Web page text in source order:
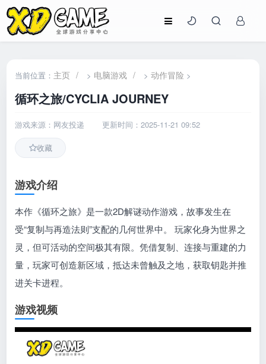
当前位置： 主页 / > 电脑游戏 / >动作冒险 >
循环之旅/CYCLIA JOURNEY
游戏来源：网友投递 更新时间：2025-11-21 09:52
收藏
游戏介绍
本作《循环之旅》是一款2D解谜动作游戏，故事发生在
受“复制与再造法则”支配的几何世界中。 玩家化身为世界之
灵，但可活动的空间极其有限。凭借复制、连接与重建的力
量，玩家可创造新区域，抵达未曾触及之地，获取钥匙并推
进关卡进程。
游戏视频